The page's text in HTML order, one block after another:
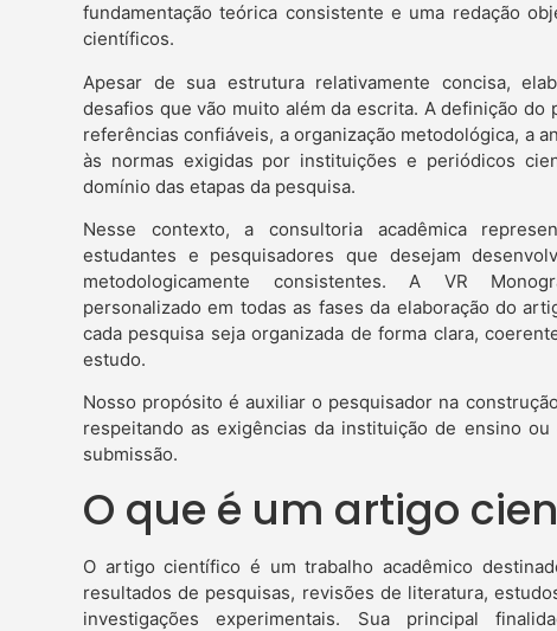
fundamentação teórica consistente e uma redação
científicos.
Apesar de sua estrutura relativamente concisa,
desafios que vão muito além da escrita. A definição do
referências confiáveis, a organização metodológica, a
às normas exigidas por instituições e periódicos
domínio das etapas da pesquisa.
Nesse contexto, a consultoria acadêmica
estudantes e pesquisadores que desejam
metodologicamente consistentes. A VR
personalizado em todas as fases da elaboração do
cada pesquisa seja organizada de forma clara,
estudo.
Nosso propósito é auxiliar o pesquisador na
respeitando as exigências da instituição de ensino
submissão.
O que é um artigo
O artigo científico é um trabalho acadêmico
resultados de pesquisas, revisões de literatura,
investigações experimentais. Sua principal